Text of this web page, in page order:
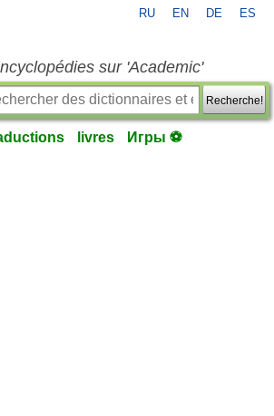
RU EN DE ES
sur 'Academic'
Recherche!
livres Игры ⚽